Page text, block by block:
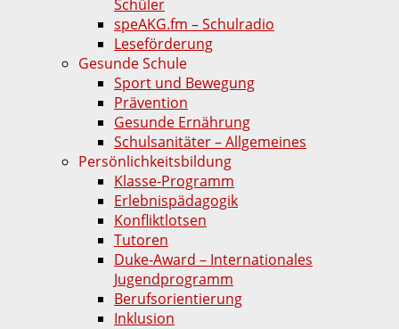
Schüler
speAKG.fm – Schulradio
Leseförderung
Gesunde Schule
Sport und Bewegung
Prävention
Gesunde Ernährung
Schulsanitäter – Allgemeines
Persönlichkeitsbildung
Klasse-Programm
Erlebnispädagogik
Konfliktlotsen
Tutoren
Duke-Award – Internationales
Jugendprogramm
Berufsorientierung
Inklusion